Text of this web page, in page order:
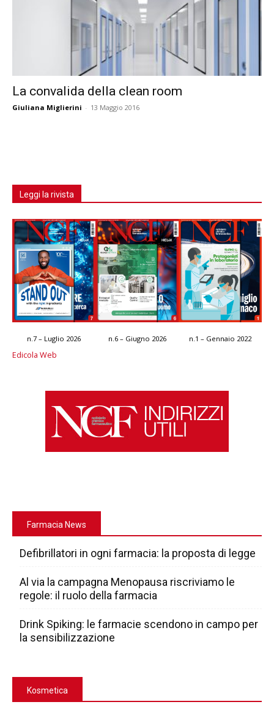
La convalida della clean room
Giuliana Miglierini - 13 Maggio 2016
Leggi la rivista
n.7 – Luglio 2026 n.6 – Giugno 2026 n.1 – Gennaio 2022
Edicola Web
Farmacia News
Defibrillatori in ogni farmacia: la proposta di legge
Al via la campagna Menopausa riscriviamo le
regole: il ruolo della farmacia
Drink Spiking: le farmacie scendono in campo per
la sensibilizzazione
Kosmetica